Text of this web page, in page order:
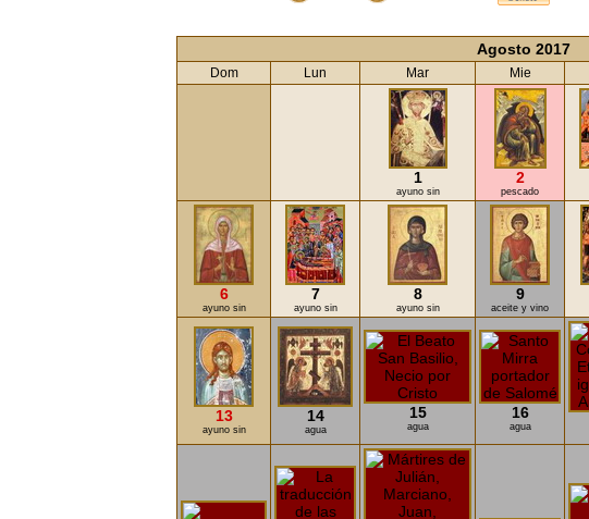
Agosto 2017
Dom Lun Mar Mie
1
ayuno sin
2
pescado
6
ayuno sin
7
ayuno sin
8
ayuno sin
9
aceite y vino
13
ayuno sin
14
agua
15
agua
16
agua